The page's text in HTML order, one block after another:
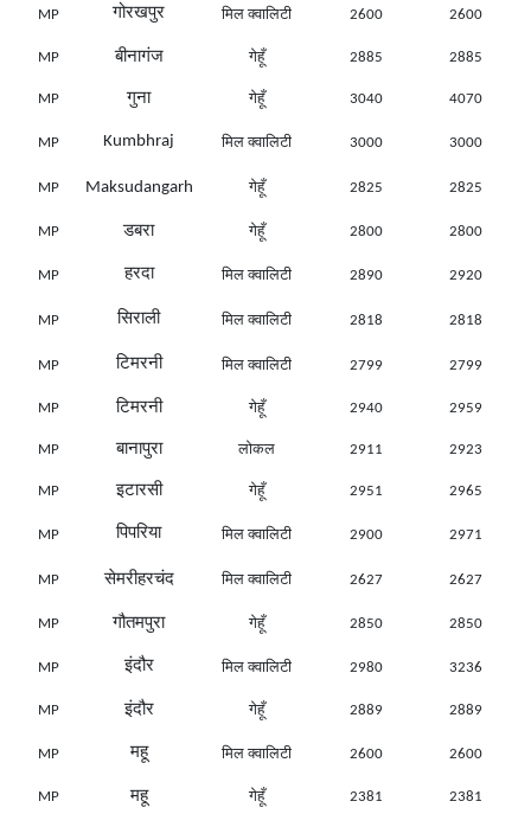
MP गोरखपुर मिल क्वालिटी 2600 2600
MP बीनागंज गेहूँ 2885 2885
MP गुना गेहूँ 3040 4070
MP Kumbhraj मिल क्वालिटी 3000 3000
MP Maksudangarh गेहूँ 2825 2825
MP डबरा गेहूँ 2800 2800
MP हरदा मिल क्वालिटी 2890 2920
MP सिराली मिल क्वालिटी 2818 2818
MP टिमरनी मिल क्वालिटी 2799 2799
MP टिमरनी गेहूँ 2940 2959
MP बानापुरा लोकल 2911 2923
MP इटारसी गेहूँ 2951 2965
MP पिपरिया मिल क्वालिटी 2900 2971
MP सेमरीहरचंद मिल क्वालिटी 2627 2627
MP गौतमपुरा गेहूँ 2850 2850
MP इंदौर मिल क्वालिटी 2980 3236
MP इंदौर गेहूँ 2889 2889
MP महू मिल क्वालिटी 2600 2600
MP महू गेहूँ 2381 2381